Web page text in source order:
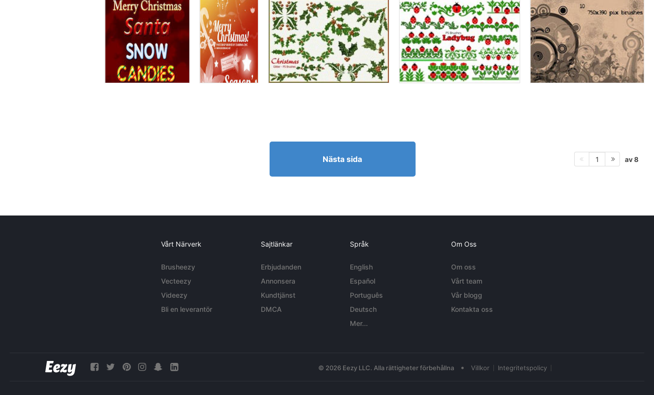
Nästa sida 1 av 8
Vårt Närverk
Brusheezy
Vecteezy
Videezy
Bli en leverantör
Sajtlänkar
Erbjudanden
Annonsera
Kundtjänst
DMCA
Språk
English
Español
Português
Deutsch
Mer...
Om Oss
Om oss
Vårt team
Vår blogg
Kontakta oss
© 2026 Eezy LLC. Alla rättigheter förbehållna • Villkor Integritetspolicy